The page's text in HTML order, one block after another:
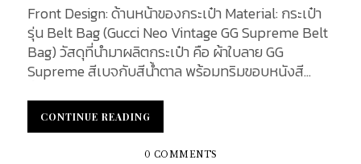
Front Design: ด้านหน้าของกระเป๋า Material: กระเป๋า
รุ่น Belt Bag (Gucci Neo Vintage GG Supreme Belt
Bag) วัสดุที่นำมาผลิตกระเป๋า คือ ผ้าใบลาย GG
Supreme สีเบจกับสีน้ำตาล พร้อมทริมขอบหนังสี
เป็นวัสดุที่มีคุณสมบัติหนา ทนทาน และดูแลรักษาง่าย
Stitching : ลักษณะการเย็บกระเป๋ามีความเป็นระเบียบ
แน่นหนา รอยเย็บจะเล็กละเอียดเป็นอย่างมาก
CONTINUE READING
CONTINUE READING
0 COMMENTS